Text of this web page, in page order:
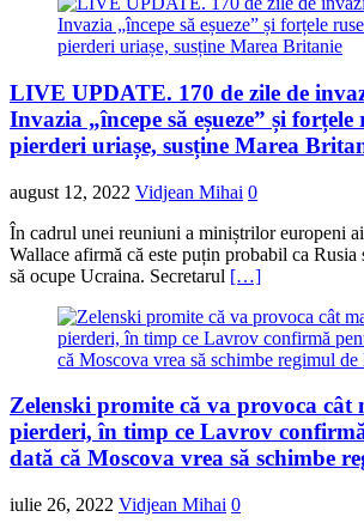
LIVE UPDATE. 170 de zile de
Invazia „începe să eșueze” și forțele
pierderi uriașe, susține Marea
august 12, 2022 Vidjean Mihai 0
În cadrul unei reuniuni a miniștrilor europeni
Wallace afirmă că este puțin probabil ca Rusia
să ocupe Ucraina. Secretarul […]
Zelenski promite că va provoca cât
pierderi, în timp ce Lavrov
dată că Moscova vrea să schimbe
iulie 26, 2022 Vidjean Mihai 0